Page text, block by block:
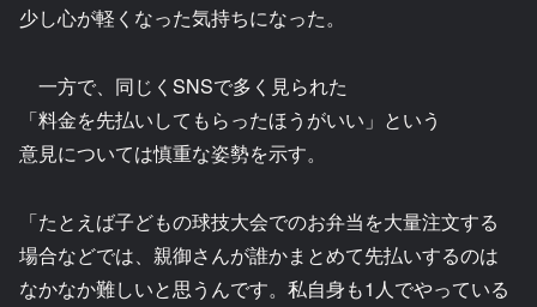
少し心が軽くなった気持ちになった。
一方で、同じくSNSで多く見られた
「料金を先払いしてもらったほうがいい」という
意見については慎重な姿勢を示す。
「たとえば子どもの球技大会でのお弁当を大量注文する
場合などでは、親御さんが誰かまとめて先払いするのは
なかなか難しいと思うんです。私自身も1人でやっている